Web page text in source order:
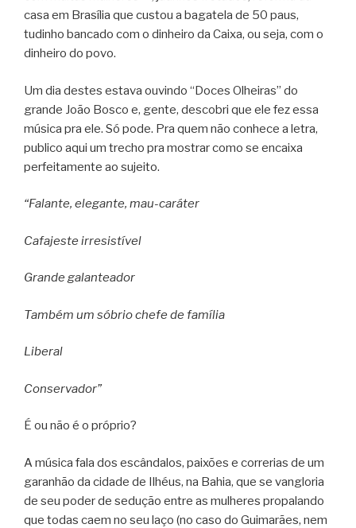
casa em Brasília que custou a bagatela de 50 paus,
tudinho bancado com o dinheiro da Caixa, ou seja, com o
dinheiro do povo.
Um dia destes estava ouvindo “Doces Olheiras” do
grande João Bosco e, gente, descobri que ele fez essa
música pra ele. Só pode. Pra quem não conhece a letra,
publico aqui um trecho pra mostrar como se encaixa
perfeitamente ao sujeito.
“Falante, elegante, mau-caráter
Cafajeste irresistível
Grande galanteador
Também um sóbrio chefe de família
Liberal
Conservador”
É ou não é o próprio?
A música fala dos escândalos, paixões e correrias de um
garanhão da cidade de Ilhéus, na Bahia, que se vangloria
de seu poder de sedução entre as mulheres propalando
que todas caem no seu laço (no caso do Guimarães, nem